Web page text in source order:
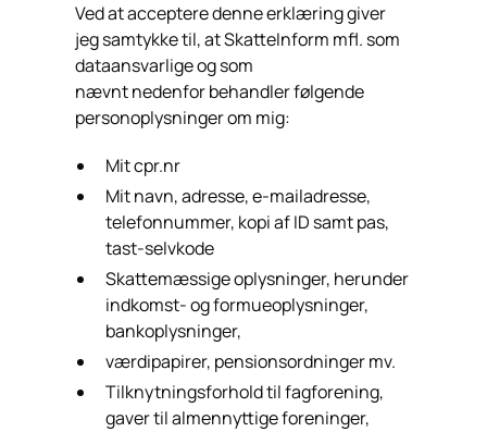
Ved at acceptere denne erklæring giver
jeg samtykke til, at SkatteInform mfl. som
dataansvarlige og som
nævnt nedenfor behandler følgende
personoplysninger om mig:
Mit cpr.nr
Mit navn, adresse, e-mailadresse,
telefonnummer, kopi af ID samt pas,
tast-selvkode
Skattemæssige oplysninger, herunder
indkomst- og formueoplysninger,
bankoplysninger,
værdipapirer, pensionsordninger mv.
Tilknytningsforhold til fagforening,
gaver til almennyttige foreninger,